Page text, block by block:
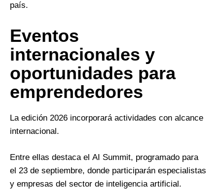
país.
Eventos
internacionales y
oportunidades para
emprendedores
La edición 2026 incorporará actividades con alcance
internacional.
Entre ellas destaca el AI Summit, programado para
el 23 de septiembre, donde participarán especialistas
y empresas del sector de inteligencia artificial.